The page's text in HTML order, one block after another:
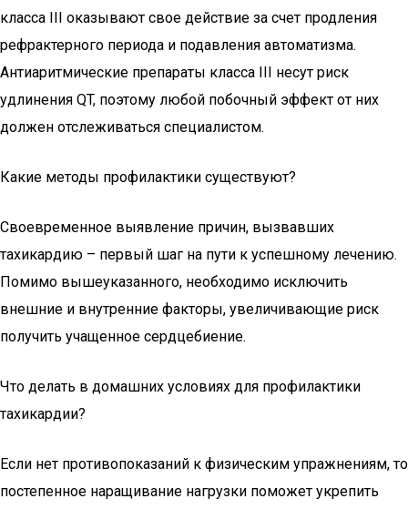
класса III оказывают свое действие за счет продления
рефрактерного периода и подавления автоматизма.
Антиаритмические препараты класса III несут риск
удлинения QT, поэтому любой побочный эффект от них
должен отслеживаться специалистом.
Какие методы профилактики существуют?
Своевременное выявление причин, вызвавших
тахикардию – первый шаг на пути к успешному лечению.
Помимо вышеуказанного, необходимо исключить
внешние и внутренние факторы, увеличивающие риск
получить учащенное сердцебиение.
Что делать в домашних условиях для профилактики
тахикардии?
Если нет противопоказаний к физическим упражнениям, то
постепенное наращивание нагрузки поможет укрепить